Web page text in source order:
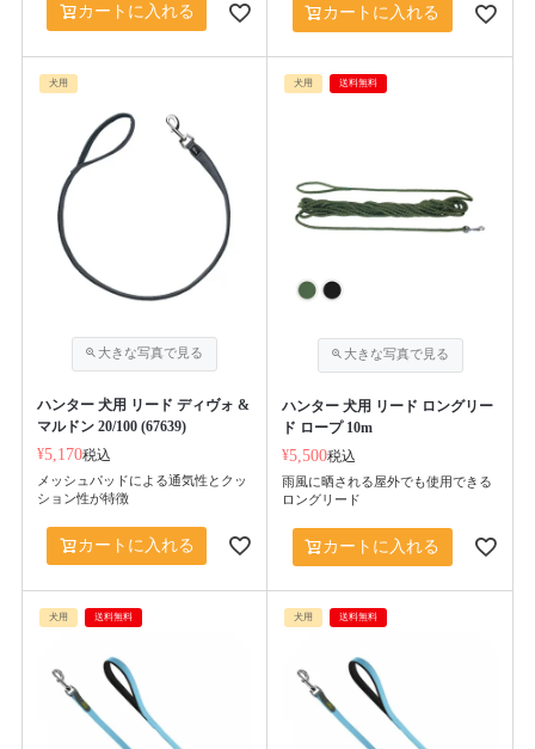
カートに入れる カートに入れる
犬用
ハンター 犬用 リード ディヴォ &
マルドン 20/100 (67639)
¥5,170税込
メッシュパッドによる通気性とクッ
ション性が特徴
カートに入れる
犬用 送料無料
ハンター 犬用 リード ロングリー
ド ロープ 10m
¥5,500税込
雨風に晒される屋外でも使用できる
ロングリード
カートに入れる
犬用 送料無料 犬用 送料無料